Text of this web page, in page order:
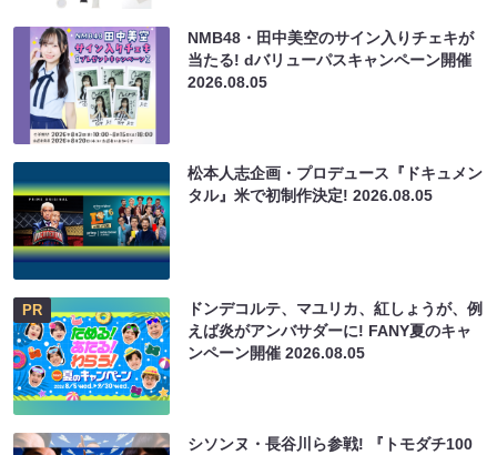
NMB48・田中美空のサイン入りチェキが
当たる! dバリューパスキャンペーン開催
2026.08.05
松本人志企画・プロデュース『ドキュメン
タル』米で初制作決定!2026.08.05
PR
ドンデコルテ、マユリカ、紅しょうが、例
えば炎がアンバサダーに! FANY夏のキャ
ンペーン開催2026.08.05
シソンヌ・長谷川ら参戦! 『トモダチ100